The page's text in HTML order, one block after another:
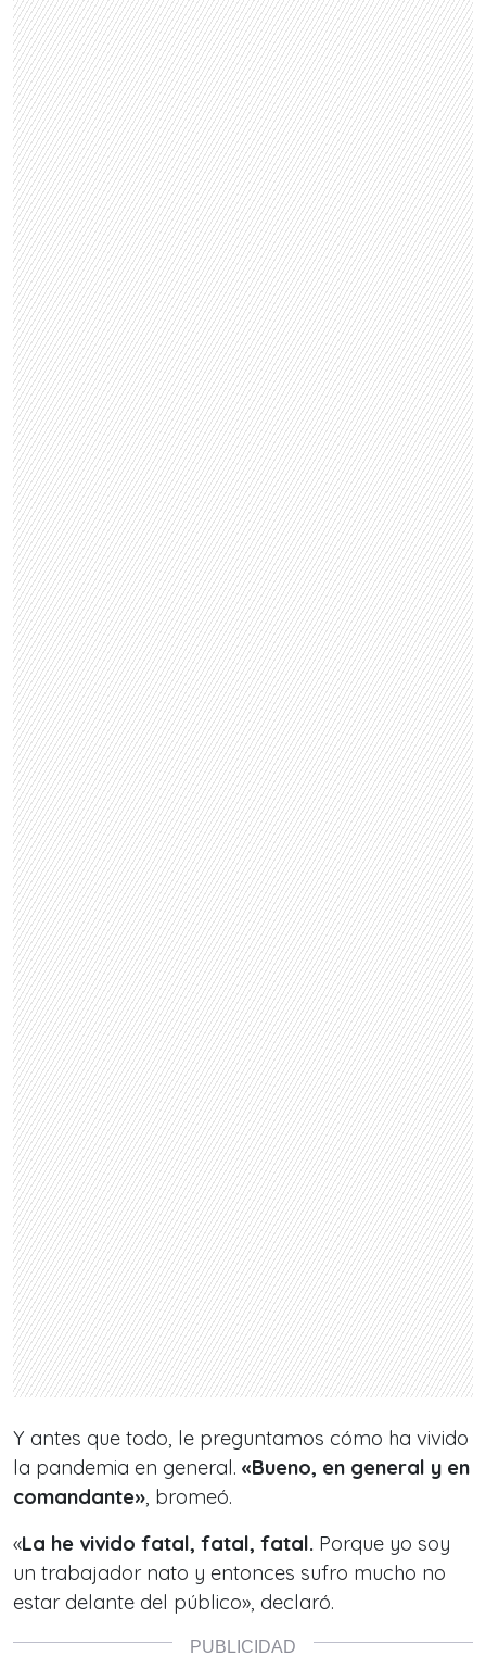
Y antes que todo, le preguntamos cómo ha vivido
la pandemia en general. «Bueno, en general y en
comandante», bromeó.
«La he vivido fatal, fatal, fatal. Porque yo soy
un trabajador nato y entonces sufro mucho no
estar delante del público», declaró.